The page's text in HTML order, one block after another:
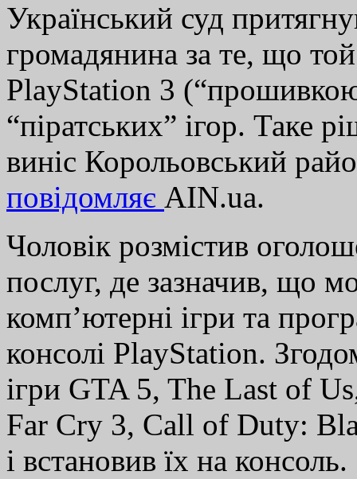
Український суд
громадянина за те, що
PlayStation 3
“піратських” ігор. Таке
виніс Корольовський
повідомляє AIN.ua.
Чоловік розмістив
послуг, де зазначив, що
комп’ютерні ігри та
консолі PlayStation.
ігри GTA 5, The Last of
Far Cry 3, Call of Duty:
і встановив їх на консоль.